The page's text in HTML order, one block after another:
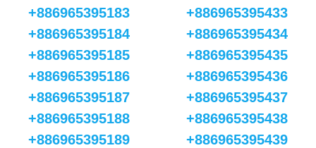
+886965395183
+886965395184
+886965395185
+886965395186
+886965395187
+886965395188
+886965395189
+886965395433
+886965395434
+886965395435
+886965395436
+886965395437
+886965395438
+886965395439